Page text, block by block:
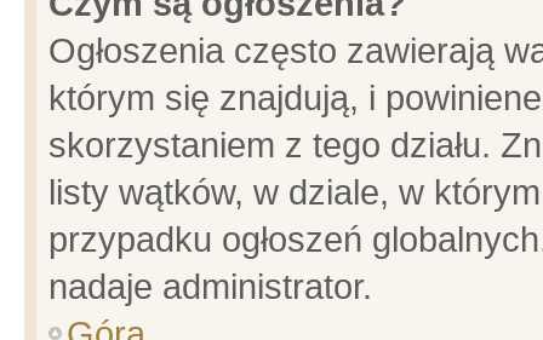
Ogłoszenia często zawierają
którym się znajdują, i
skorzystaniem z tego działu.
listy wątków, w dziale, w
przypadku ogłoszeń
nadaje administrator.